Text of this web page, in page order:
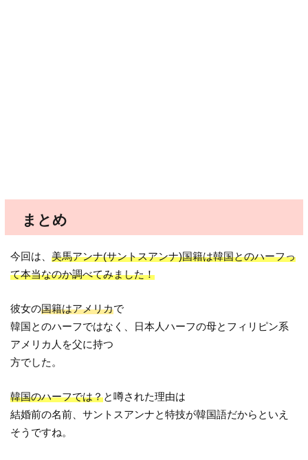
まとめ
今回は、美馬アンナ(サントスアンナ)国籍は韓国とのハーフっ
て本当なのか調べてみました！
彼女の国籍はアメリカで
韓国とのハーフではなく、日本人ハーフの母とフィリピン系
アメリカ人を父に持つ
方でした。
韓国のハーフでは？と噂された理由は
結婚前の名前、サントスアンナと特技が韓国語だからといえ
そうですね。